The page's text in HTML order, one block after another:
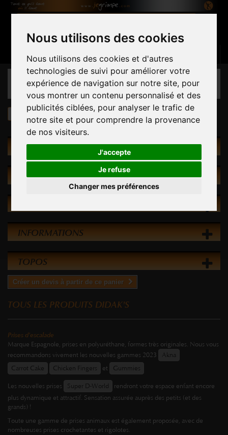
Nous utilisons des cookies
Nous utilisons des cookies et d'autres
technologies de suivi pour améliorer votre
expérience de navigation sur notre site, pour
vous montrer un contenu personnalisé et des
publicités ciblées, pour analyser le trafic de
notre site et pour comprendre la provenance
de nos visiteurs.
J'accepte
Je refuse
Changer mes préférences
Panier (vide)
CATÉGORIES
CATÉGORIES
PROMOTIONS
INFORMATIONS
TOPOS
Créer un devis à partir de ce panier
TOUS LES PRODUITS DIDAK'S
Prises d'escalade
Marque Espagnole, prises en polyuréthane, formes très originales. Nous vous
recommandons vivement les nouvelles gammes 2023
Akna
Carrot Cake
Chicken Fingers et Gummies
Les nouvelles prises Super D-World
rendront votre espace enfant encore
plus dynamique et attractif. Sensation assurée auprès des petits (et des
grands) !
Toute une gamme de prises animaux est également proposée, avec de
nombreuses prises crochetantes et rigolotes.